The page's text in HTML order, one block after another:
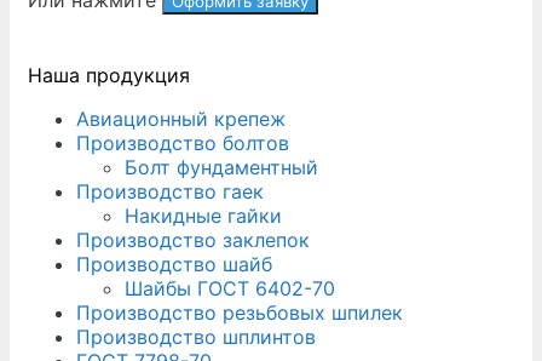
Наша продукция
Авиационный крепеж
Производство болтов
Болт фундаментный
Производство гаек
Накидные гайки
Производство заклепок
Производство шайб
Шайбы ГОСТ 6402-70
Производство резьбовых шпилек
Производство шплинтов